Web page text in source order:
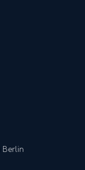
Berlin